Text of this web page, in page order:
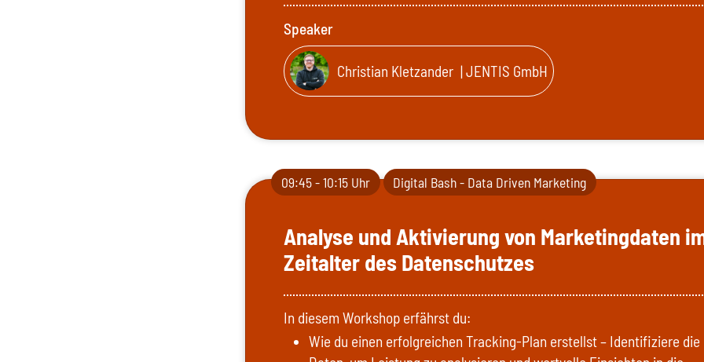
Speaker
Christian Kletzander | JENTIS GmbH
09:45 - 10:15 Uhr Digital Bash - Data Driven Marketing
Analyse und Aktivierung von Marketingdaten
Zeitalter des Datenschutzes
In diesem Workshop erfährst du:
Wie du einen erfolgreichen Tracking-Plan erstellst – Identifiziere die